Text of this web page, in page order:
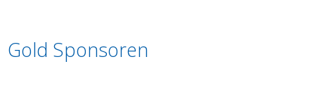
Gold Sponsoren